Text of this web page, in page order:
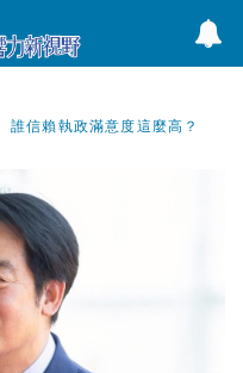
誰信賴執政滿意度這麼高？